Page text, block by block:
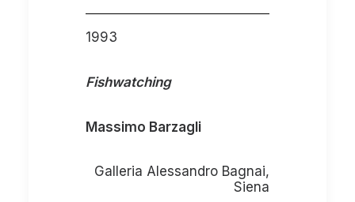
1993
Fishwatching
Massimo Barzagli
Galleria Alessandro Bagnai,
Siena